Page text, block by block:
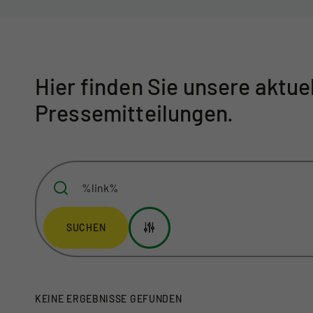
Hier finden Sie unsere
Pressemitteilungen.
SUCHEN
KEINE ERGEBNISSE GEFUNDEN